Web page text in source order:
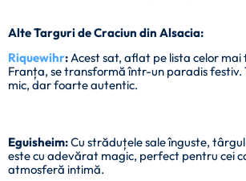
Alte Targuri de Craciun din Alsacia:
Riquewihr:Acest sat, aflat pe lista celor mai
Franța, se transformă într-un paradis festiv.
mic, dar foarte autentic.
Eguisheim:Cu străduțele sale înguste,
este cu adevărat magic, perfect pentru cei
atmosferă intimă.